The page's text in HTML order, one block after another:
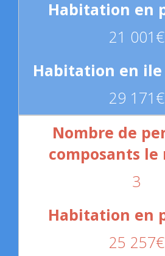
21 001€
29 171€
3
25 257€